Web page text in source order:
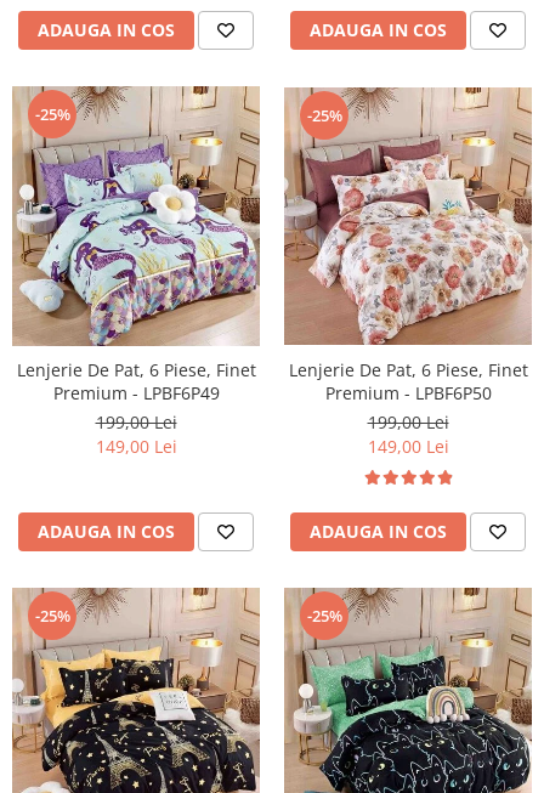
ADAUGA IN COS ADAUGA IN COS
-25%
Lenjerie De Pat, 6 Piese, Finet
Premium - LPBF6P49
199,00 Lei
149,00 Lei
ADAUGA IN COS
-25%
Lenjerie De Pat, 6 Piese, Finet
Premium - LPBF6P50
199,00 Lei
149,00 Lei
ADAUGA IN COS
-25% -25%